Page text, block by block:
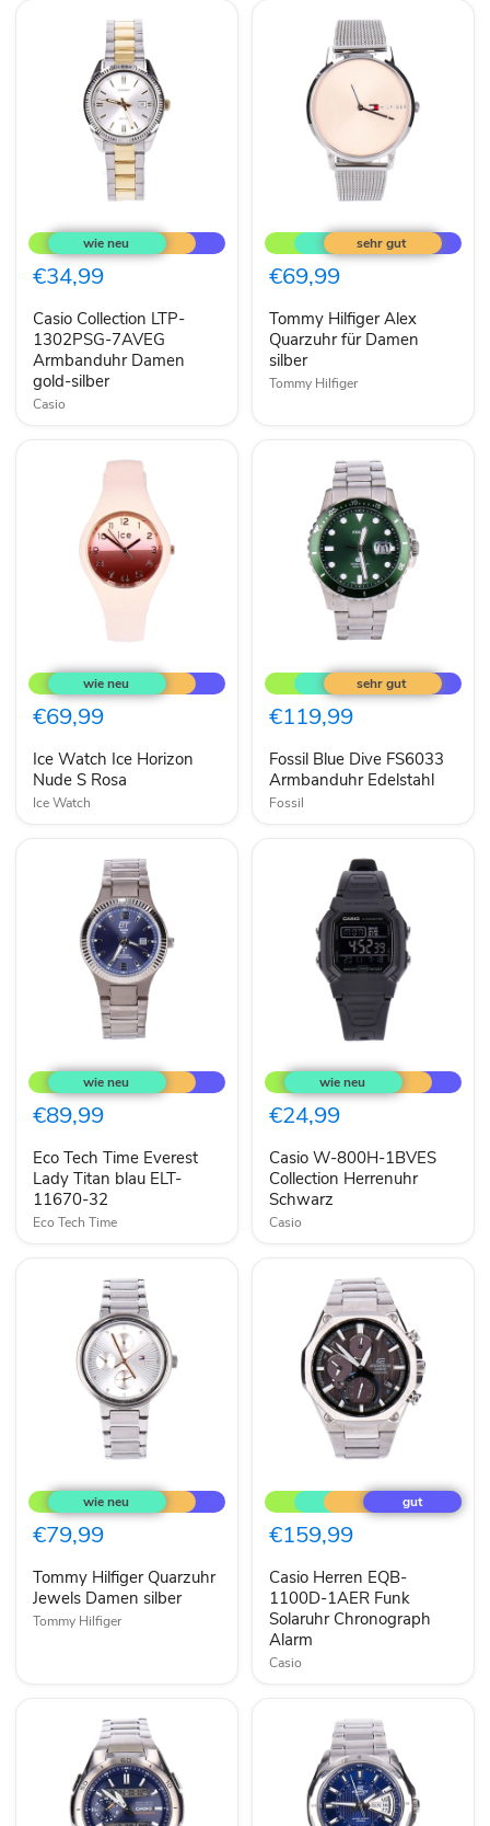
Collection
LTP-
1302PSG-
7AVEG
Damen
gold-
silber
€34,99
Casio Collection LTP-
1302PSG-7AVEG
Armbanduhr Damen
gold-silber
Casio
Hilfiger
Alex
Quarzuhr
für
silber
€69,99
Tommy Hilfiger Alex
Quarzuhr für Damen
silber
Tommy Hilfiger
Watch
Ice
Horizon
Nude
Rosa
€69,99
Ice Watch Ice Horizon
Nude S Rosa
Ice Watch
Blue
Dive
FS6033
Armbanduhr
€119,99
Fossil Blue Dive FS6033
Armbanduhr Edelstahl
Fossil
Tech
Time
Everest
Lady
blau
ELT-
11670-
32
€89,99
Eco Tech Time Everest
Lady Titan blau ELT-
11670-32
Eco Tech Time
W-
800H-
1BVES
Collection
Schwarz
€24,99
Casio W-800H-1BVES
Collection Herrenuhr
Schwarz
Casio
Hilfiger
Quarzuhr
Jewels
Damen
€79,99
Tommy Hilfiger Quarzuhr
Jewels Damen silber
Tommy Hilfiger
Herren
EQB-
1100D-
1AER
Solaruhr
Chronograph
Alarm
€159,99
Casio Herren EQB-
1100D-1AER Funk
Solaruhr Chronograph
Alarm
Casio